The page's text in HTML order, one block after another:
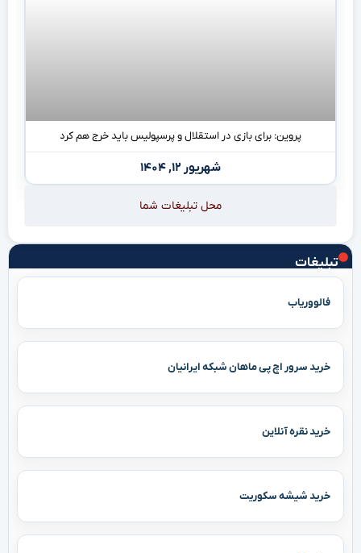
تبلیغات
فالووریاب
خرید سرور اچ پی ماهان شبکه ایرانیان
خرید نقره آنلاین
خرید شیشه سکوریت
پروین: برای بازی در استقلال و پرسپولیس باید خرج هم کرد
شهریور ۱۲, ۱۴۰۴
محل تبلیغات شما